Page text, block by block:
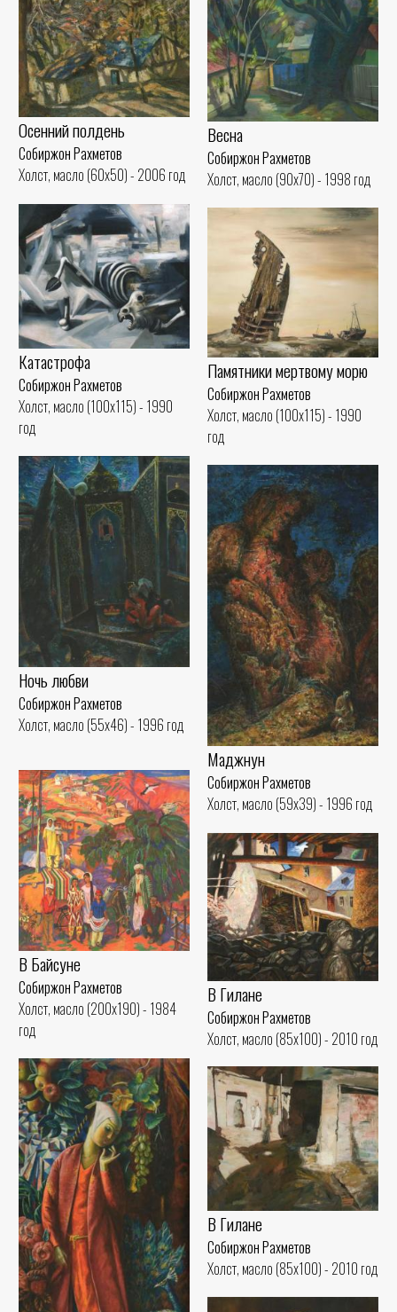
Весна
Собиржон Рахметов
Холст, масло (90x70) - 1998 год
Осенний полдень
Собиржон Рахметов
Холст, масло (60x50) - 2006 год
Катастрофа
Собиржон Рахметов
Холст, масло (100x115) - 1990
год
Памятники мертвому морю
Собиржон Рахметов
Холст, масло (100x115) - 1990
год
Ночь любви
Собиржон Рахметов
Холст, масло (55x46) - 1996 год
Маджнун
Собиржон Рахметов
Холст, масло (59x39) - 1996 год
В Байсуне
Собиржон Рахметов
Холст, масло (200x190) - 1984
год
В Гилане
Собиржон Рахметов
Холст, масло (85x100) - 2010 год
В Гилане
Собиржон Рахметов
Холст, масло (85x100) - 2010 год